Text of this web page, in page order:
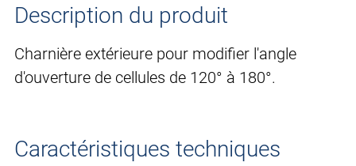
Description du produit
Charnière extérieure pour modifier l'angle
d'ouverture de cellules de 120° à 180°.
Caractéristiques techniques